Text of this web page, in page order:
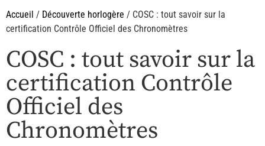
Accueil / Découverte horlogère / COSC : tout savoir sur la
certification Contrôle Officiel des Chronomètres
COSC : tout savoir sur la
certification Contrôle
Officiel des
Chronomètres